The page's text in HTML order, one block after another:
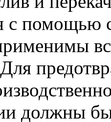
с помощью
должны